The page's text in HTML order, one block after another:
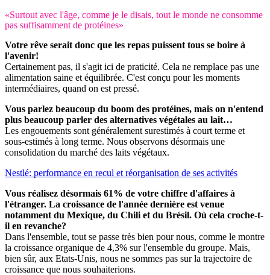
«Surtout avec l'âge, comme je le disais, tout le monde ne consomme
pas suffisamment de protéines»
Votre rêve serait donc que les repas puissent tous se boire à
l'avenir!
Certainement pas, il s'agit ici de praticité. Cela ne remplace pas une
alimentation saine et équilibrée. C'est conçu pour les moments
intermédiaires, quand on est pressé.
Vous parlez beaucoup du boom des protéines, mais on n'entend
plus beaucoup parler des alternatives végétales au lait…
Les engouements sont généralement surestimés à court terme et
sous-estimés à long terme. Nous observons désormais une
consolidation du marché des laits végétaux.
Nestlé: performance en recul et réorganisation de ses activités
Vous réalisez désormais 61% de votre chiffre d'affaires à
l'étranger. La croissance de l'année dernière est venue
notamment du Mexique, du Chili et du Brésil. Où cela croche-t-
il en revanche?
Dans l'ensemble, tout se passe très bien pour nous, comme le montre
la croissance organique de 4,3% sur l'ensemble du groupe. Mais,
bien sûr, aux Etats-Unis, nous ne sommes pas sur la trajectoire de
croissance que nous souhaiterions.